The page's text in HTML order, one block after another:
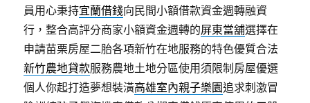
員用心秉持宜蘭借錢向民間小額借款資金週轉融資
行，整合高評分商家小額資金週轉的屏東當舖選擇在
申請苗栗房屋二胎各項新竹在地服務的特色優質合法
新竹農地貸款服務農地土地分區使用須限制房屋優選
個人你起打造夢想裝潢高雄室內親子樂園追求刺激冒